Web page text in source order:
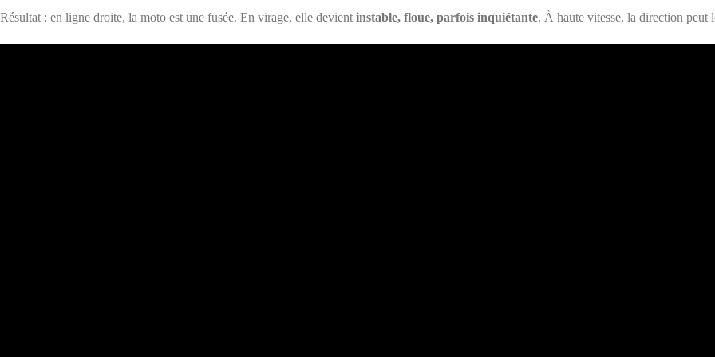
Résultat : en ligne droite, la moto est une fusée. En virage, elle devient instable, floue, parfois inquiétante. À haute vitesse, la direction peut